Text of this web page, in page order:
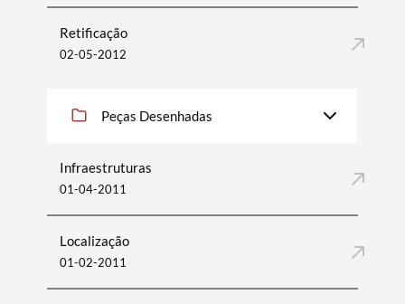
Categorias gerais
Retificação
02-05-2012
Peças Desenhadas
Infraestruturas
01-04-2011
Localização
01-02-2011